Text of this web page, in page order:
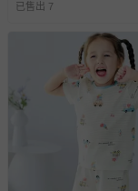
已售出 7